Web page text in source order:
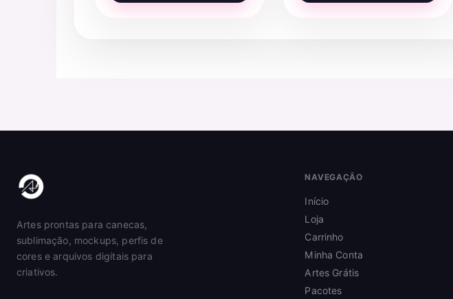
Artes prontas para canecas,
sublimação, mockups, perfis de
cores e arquivos digitais para
criativos.
NAVEGAÇÃO
Início
Loja
Carrinho
Minha Conta
Artes Grátis
Pacotes